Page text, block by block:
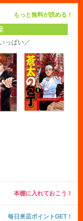
もっと無料が読める！
っぱい／
本棚に入れておこう！
毎日来店ポイントGET！